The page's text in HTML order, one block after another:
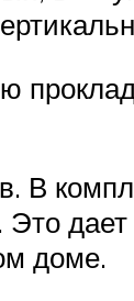
В
доме.